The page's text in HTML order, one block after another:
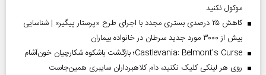
موکول نکنید
کاهش ۲۵ درصدی بستری مجدد با اجرای طرح «پرستار پیگیر» | شناسایی
بیش از ۳۰۰۰ مورد جدید سرطان در خانواده بیماران
Castlevania: Belmont’s Curse؛ بازگشت باشکوه شکارچیان خون‌آشام
روی هر لینکی کلیک نکنید، دام کلاهبرداران سایبری همین‌جاست